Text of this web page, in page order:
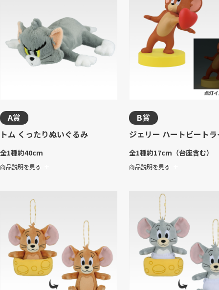
A賞
トム くったりぬいぐるみ
全1種約40cm
商品説明を見る
B賞
ジェリー ハートビート
全1種約17cm（台座含む）
商品説明を見る